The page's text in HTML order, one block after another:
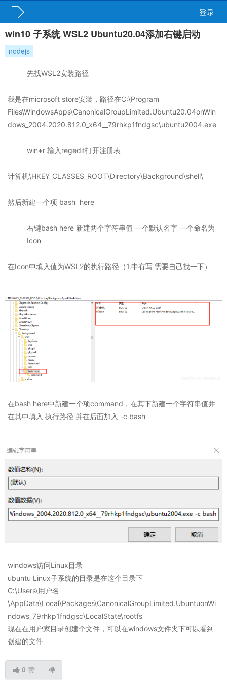
登录
win10 子系统 WSL2 Ubuntu20.04添加右键启动
nodejs
先找WSL2安装路径
我是在microsoft store安装，路径在C:\Program
Files\WindowsApps\CanonicalGroupLimited.Ubuntu20.04onWin
dows_2004.2020.812.0_x64__79rhkp1fndgsc\ubuntu2004.exe
win+r 输入regedit打开注册表
计算机\HKEY_CLASSES_ROOT\Directory\Background\shell\
然后新建一个项 bash here
右键bash here 新建两个字符串值 一个默认名字 一个命名为
Icon
在Icon中填入值为WSL2的执行路径（1.中有写 需要自己找一下）
在bash here中新建一个项command，在其下新建一个字符串值并
在其中填入 执行路径 并在后面加入 -c bash
windows访问Linux目录
ubuntu Linux子系统的目录是在这个目录下
C:\Users\用户名
\AppData\Local\Packages\CanonicalGroupLimited.UbuntuonWi
ndows_79rhkp1fndgsc\LocalState\rootfs
现在在用户家目录创建个文件，可以在windows文件夹下可以看到
创建的文件
0 赞